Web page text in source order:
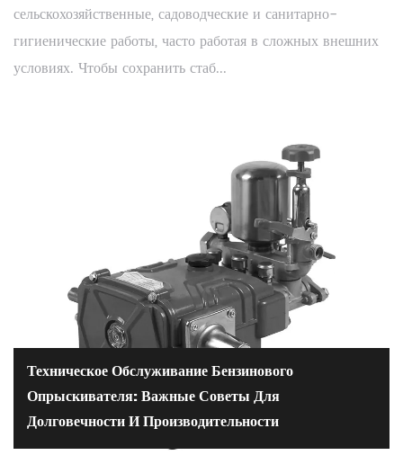
сельскохозяйственные, садоводческие и санитарно-
гигиенические работы, часто работая в сложных внешних
условиях. Чтобы сохранить стаб...
Техническое Обслуживание Бензинового
Опрыскивателя: Важные Советы Для
Долговечности И Производительности